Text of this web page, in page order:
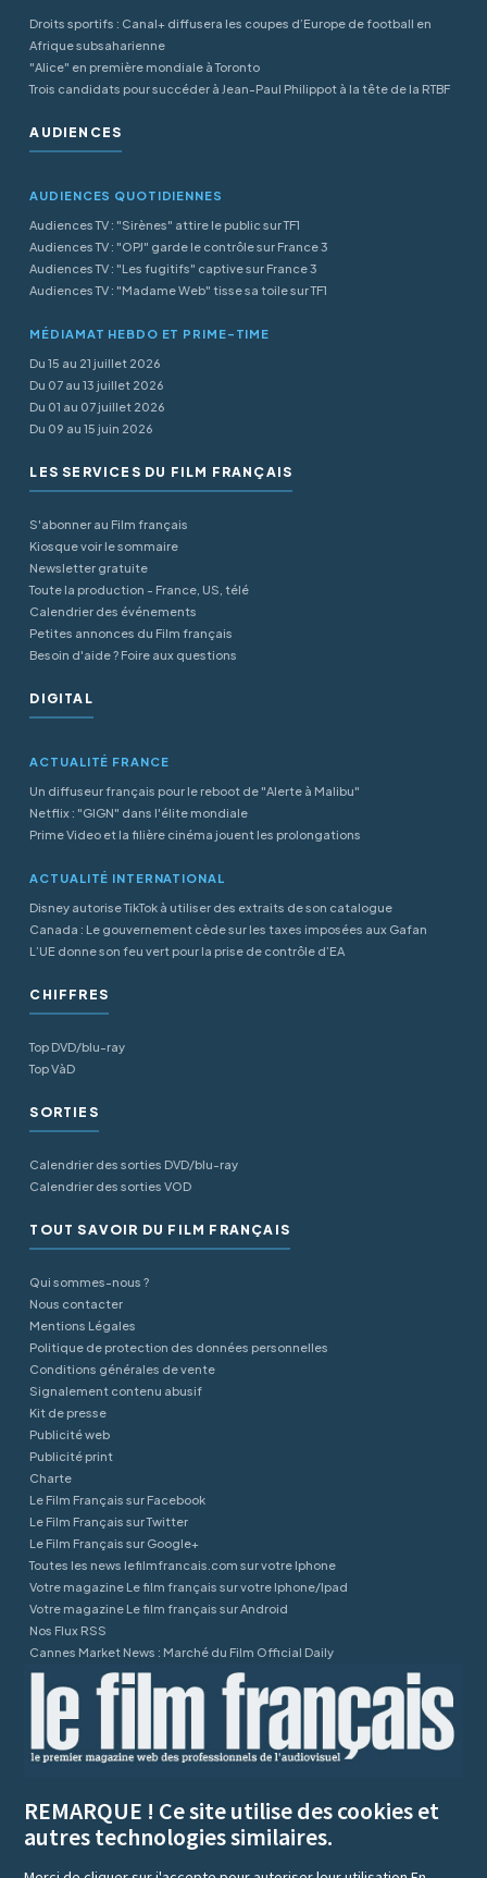
Droits sportifs : Canal+ diffusera les coupes d’Europe de football en
Afrique subsaharienne
"Alice" en première mondiale à Toronto
Trois candidats pour succéder à Jean-Paul Philippot à la tête de la RTBF
AUDIENCES
AUDIENCES QUOTIDIENNES
Audiences TV : "Sirènes" attire le public sur TF1
Audiences TV : "OPJ" garde le contrôle sur France 3
Audiences TV : "Les fugitifs" captive sur France 3
Audiences TV : "Madame Web" tisse sa toile sur TF1
MÉDIAMAT HEBDO ET PRIME-TIME
Du 15 au 21 juillet 2026
Du 07 au 13 juillet 2026
Du 01 au 07 juillet 2026
Du 09 au 15 juin 2026
LES SERVICES DU FILM FRANÇAIS
S'abonner au Film français
Kiosque voir le sommaire
Newsletter gratuite
Toute la production - France, US, télé
Calendrier des événements
Petites annonces du Film français
Besoin d'aide ? Foire aux questions
DIGITAL
ACTUALITÉ FRANCE
Un diffuseur français pour le reboot de "Alerte à Malibu"
Netflix : "GIGN" dans l'élite mondiale
Prime Video et la filière cinéma jouent les prolongations
ACTUALITÉ INTERNATIONAL
Disney autorise TikTok à utiliser des extraits de son catalogue
Canada : Le gouvernement cède sur les taxes imposées aux Gafan
L’UE donne son feu vert pour la prise de contrôle d’EA
CHIFFRES
Top DVD/blu-ray
Top VàD
SORTIES
Calendrier des sorties DVD/blu-ray
Calendrier des sorties VOD
TOUT SAVOIR DU FILM FRANÇAIS
Qui sommes-nous ?
Nous contacter
Mentions Légales
Politique de protection des données personnelles
Conditions générales de vente
Signalement contenu abusif
Kit de presse
Publicité web
Publicité print
Charte
Le Film Français sur Facebook
Le Film Français sur Twitter
Le Film Français sur Google+
Toutes les news lefilmfrancais.com sur votre Iphone
Votre magazine Le film français sur votre Iphone/Ipad
Votre magazine Le film français sur Android
Nos Flux RSS
Cannes Market News : Marché du Film Official Daily
REMARQUE ! Ce site utilise des cookies et
autres technologies similaires.